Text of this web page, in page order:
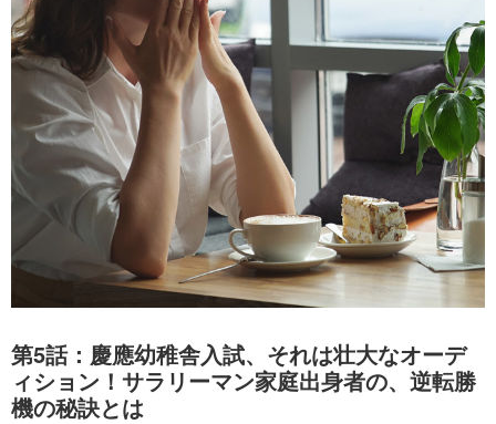
第5話：慶應幼稚舎入試、それは壮大なオーデ
ィション！サラリーマン家庭出身者の、逆転勝
機の秘訣とは